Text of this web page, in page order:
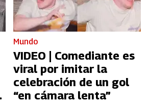
Mundo
VIDEO | Comediante es
viral por imitar la
celebración de un gol
“en cámara lenta”